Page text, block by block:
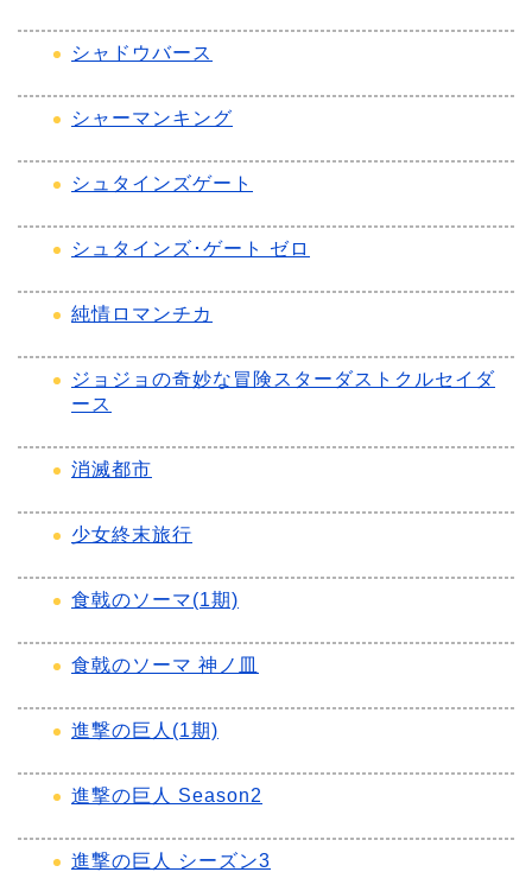
シャドウバース
シャーマンキング
シュタインズゲート
シュタインズ･ゲート ゼロ
純情ロマンチカ
ジョジョの奇妙な冒険スターダストクルセイダ
ース
消滅都市
少女終末旅行
食戟のソーマ(1期)
食戟のソーマ 神ノ皿
進撃の巨人(1期)
進撃の巨人 Season2
進撃の巨人 シーズン3